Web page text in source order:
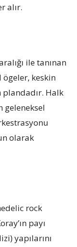
alır.
ile tanınan
ögeler, keskin
Halk
geleneksel
olarak
rock
payı
yapılarını